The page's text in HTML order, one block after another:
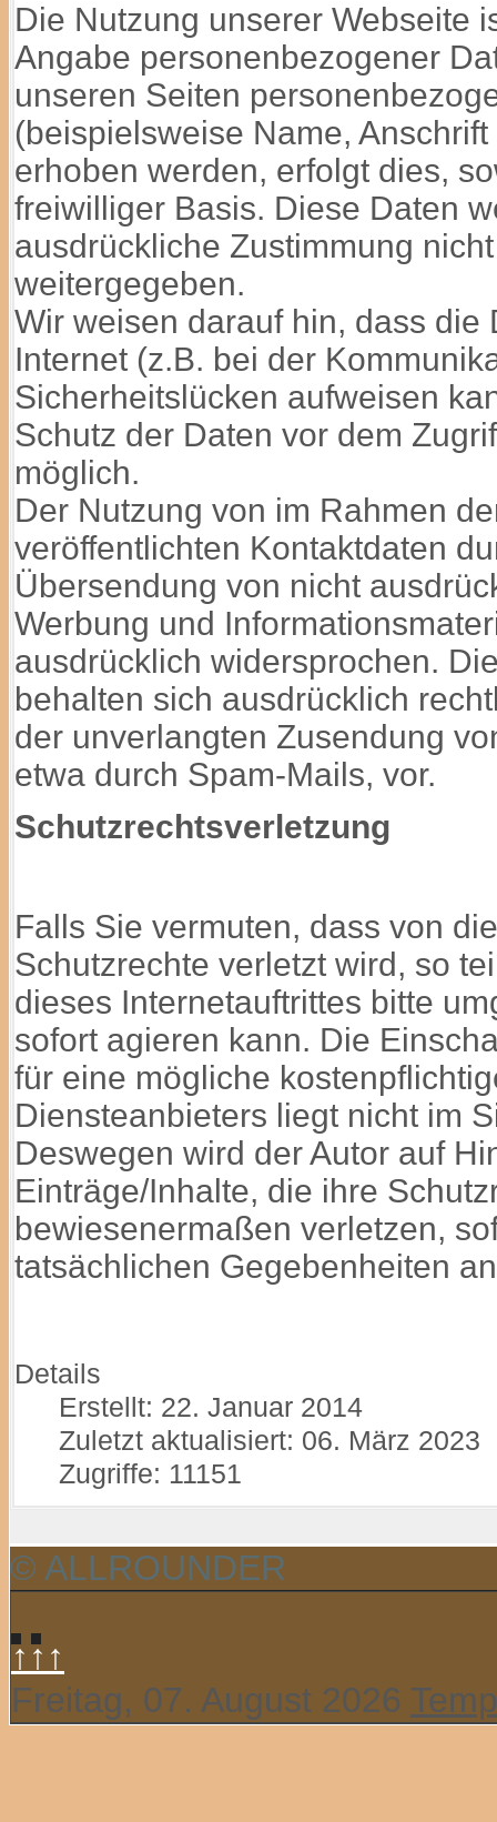
Die Nutzung unserer Webseite
Angabe personenbezogener
unseren Seiten
(beispielsweise Name,
erhoben werden, erfolgt dies,
freiwilliger Basis. Diese Daten
ausdrückliche Zustimmung
weitergegeben.
Wir weisen darauf hin, dass die
Internet (z.B. bei der
Sicherheitslücken aufweisen
Schutz der Daten vor dem
möglich.
Der Nutzung von im Rahmen
veröffentlichten Kontaktdaten
Übersendung von nicht
Werbung und
ausdrücklich widersprochen.
behalten sich ausdrücklich
der unverlangten Zusendung
etwa durch Spam-Mails, vor.
Schutzrechtsverletzung
Falls Sie vermuten, dass von
Schutzrechte verletzt wird, so
dieses Internetauftrittes bitte
sofort agieren kann. Die
für eine mögliche
Diensteanbieters liegt nicht im
Deswegen wird der Autor auf
Einträge/Inhalte, die ihre
bewiesenermaßen verletzen,
tatsächlichen Gegebenheiten
Details
Erstellt: 22. Januar 2014
Zuletzt aktualisiert: 06. März 2023
Zugriffe: 11151
© ALLROUNDER
↑↑↑
Freitag, 07. August 2026